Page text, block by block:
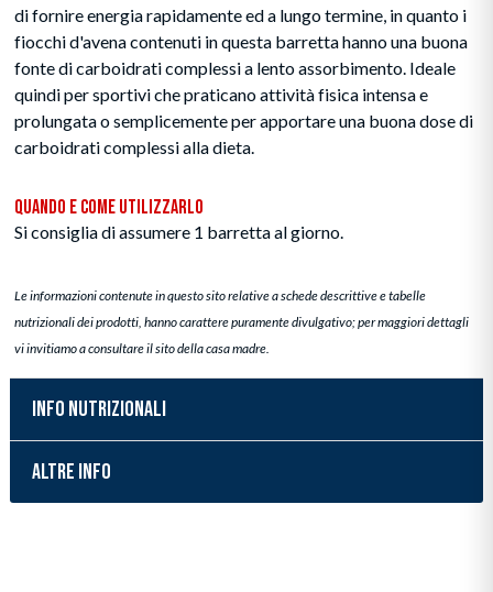
di fornire energia rapidamente ed a lungo termine, in quanto i
fiocchi d'avena contenuti in questa barretta hanno una buona
fonte di carboidrati complessi a lento assorbimento. Ideale
quindi per sportivi che praticano attività fisica intensa e
prolungata o semplicemente per apportare una buona dose di
carboidrati complessi alla dieta.
Quando e Come Utilizzarlo
Si consiglia di assumere 1 barretta al giorno.
Le informazioni contenute in questo sito relative a schede descrittive e tabelle
nutrizionali dei prodotti, hanno carattere puramente divulgativo; per maggiori dettagli
vi invitiamo a consultare il sito della casa madre.
INFO NUTRIZIONALI
ALTRE INFO